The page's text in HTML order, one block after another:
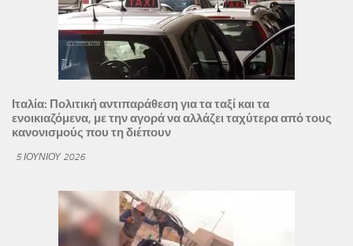
Ιταλία: Πολιτική αντιπαράθεση για τα ταξί και τα
ενοικιαζόμενα, με την αγορά να αλλάζει ταχύτερα από τους
κανονισμούς που τη διέπουν
5 ΙΟΥΝΊΟΥ 2026